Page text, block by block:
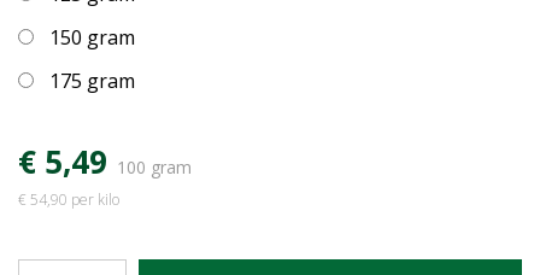
150 gram
175 gram
€ 5,49 100 gram
€ 54,90 per kilo